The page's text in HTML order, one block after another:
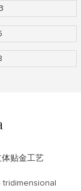
tridimensional